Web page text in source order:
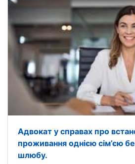
Адвокат у справах про
проживання однією сім’єю
шлюбу.